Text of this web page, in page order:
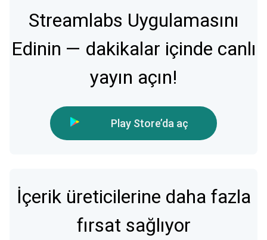
Streamlabs Uygulamasını
Edinin — dakikalar içinde canlı
yayın açın!
Play Store’da aç
İçerik üreticilerine daha fazla
fırsat sağlıyor